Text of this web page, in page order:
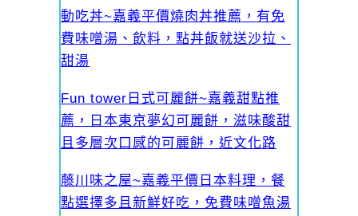
動吃丼~嘉義平價燒肉丼推薦，有免
費味噌湯、飲料，點丼飯就送沙拉、
甜湯
Fun tower日式可麗餅~嘉義甜點推
薦，日本東京夢幻可麗餅，滋味酸甜
且多層次口感的可麗餅，近文化路
藤川味之屋~嘉義平價日本料理，餐
點選擇多且新鮮好吃，免費味噌魚湯